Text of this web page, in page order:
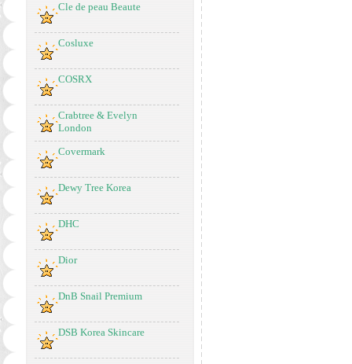
Cle de peau Beaute
Cosluxe
COSRX
Crabtree & Evelyn
London
Covermark
Dewy Tree Korea
DHC
Dior
DnB Snail Premium
DSB Korea Skincare